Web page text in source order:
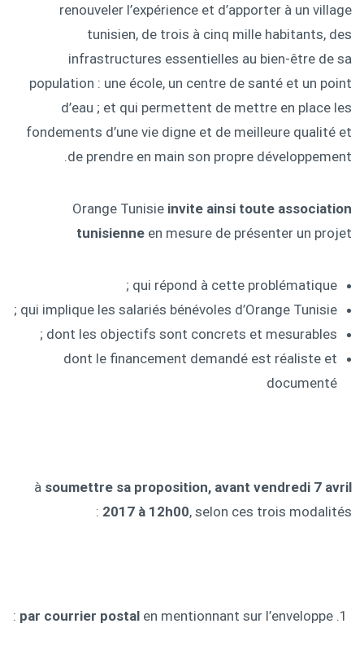
renouveler l’expérience et d’apporter à un village
tunisien, de trois à cinq mille habitants, des
infrastructures essentielles au bien-être de sa
population : une école, un centre de santé et un point
d’eau ; et qui permettent de mettre en place les
fondements d’une vie digne et de meilleure qualité et
de prendre en main son propre développement.
Orange Tunisie invite ainsi toute association
tunisienne en mesure de présenter un projet
qui répond à cette problématique ;
qui implique les salariés bénévoles d’Orange Tunisie ;
dont les objectifs sont concrets et mesurables ;
dont le financement demandé est réaliste et
documenté
à soumettre sa proposition, avant vendredi 7 avril
2017 à 12h00, selon ces trois modalités :
par courrier postal en mentionnant sur l’enveloppe :